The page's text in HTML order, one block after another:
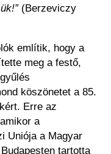
(Berzeviczy
említik, hogy a
meg a festő,
köszönetet a 85.
Erre az
a
Uniója a Magyar
tartotta